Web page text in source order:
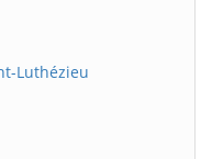
Luthézieu